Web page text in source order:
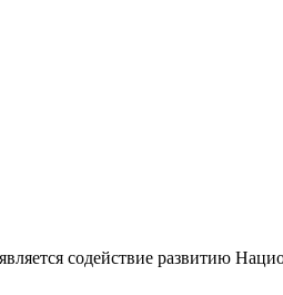
содействие развитию